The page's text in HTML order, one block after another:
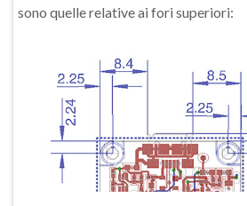
sono quelle relative ai fori superiori: